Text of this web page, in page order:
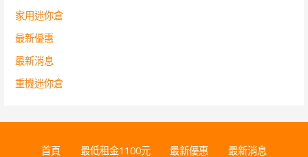
家用迷你倉
最新優惠
最新消息
重機迷你倉
首頁 最低租金1100元 最新優惠 最新消息